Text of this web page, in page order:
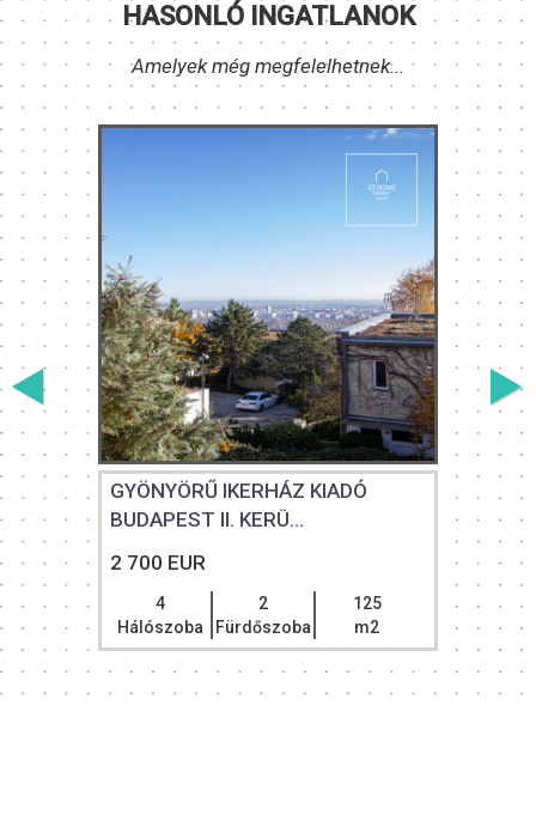
HASONLÓ INGATLANOK
Amelyek még megfelelhetnek...
GYÖNYÖRŰ IKERHÁZ KIADÓ
BUDAPEST II. KERÜ...
2 700 EUR
4
Hálószoba
2
Fürdőszoba
125
m2